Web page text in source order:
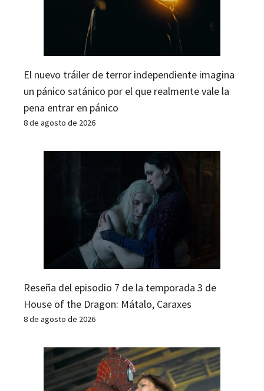
El nuevo tráiler de terror independiente imagina
un pánico satánico por el que realmente vale la
pena entrar en pánico
8 de agosto de 2026
Reseña del episodio 7 de la temporada 3 de
House of the Dragon: Mátalo, Caraxes
8 de agosto de 2026